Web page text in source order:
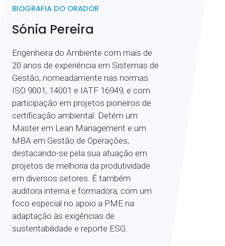
BIOGRAFIA DO ORADOR
Sónia Pereira
Engenheira do Ambiente com mais de
20 anos de experiência em Sistemas de
Gestão, nomeadamente nas normas
ISO 9001, 14001 e IATF 16949, e com
participação em projetos pioneiros de
certificação ambiental. Detém um
Master em Lean Management e um
MBA em Gestão de Operações,
destacando-se pela sua atuação em
projetos de melhoria da produtividade
em diversos setores. É também
auditora interna e formadora, com um
foco especial no apoio a PME na
adaptação às exigências de
sustentabilidade e reporte ESG.